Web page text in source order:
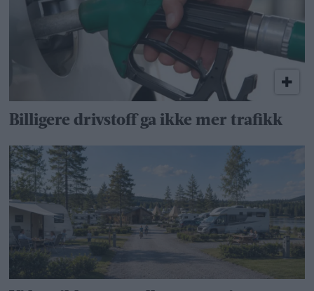
Billigere drivstoff ga ikke mer trafikk